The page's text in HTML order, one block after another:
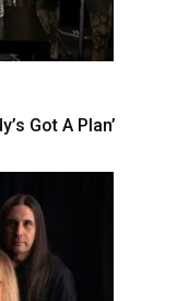
Got A Plan’